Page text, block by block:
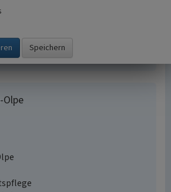
Kirchengemeinde St.
(1996)
Dorfchronik. Olpe.